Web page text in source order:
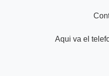
Aqui va el